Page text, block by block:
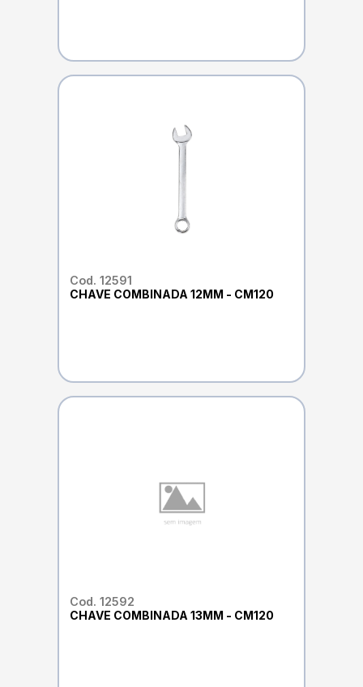
Cod. 12591
CHAVE COMBINADA 12MM - CM120
Cod. 12592
CHAVE COMBINADA 13MM - CM120